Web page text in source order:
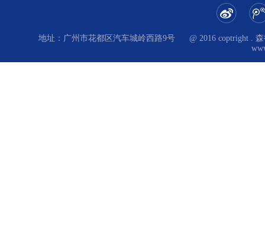
地址：广州市花都区汽车城岭西路9号
@ 2016 coptright .